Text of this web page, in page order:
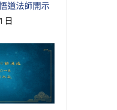
道法師開示
日